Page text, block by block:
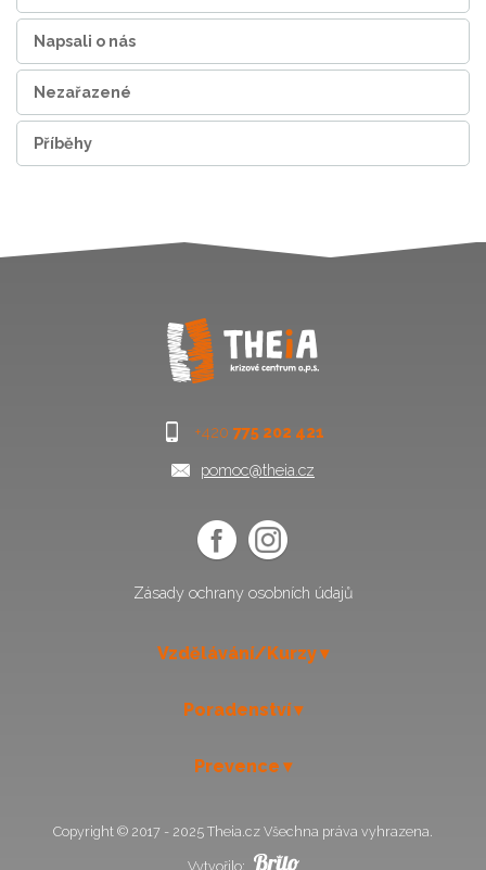
Napsali o nás
Nezařazené
Příběhy
+420 775 202 421
pomoc@theia.cz
Zásady ochrany osobních údajů
Vzdělávání/Kurzy
Poradenství
Prevence
Copyright © 2017 - 2025 Theia.cz Všechna práva vyhrazena.
Vytvořilo: